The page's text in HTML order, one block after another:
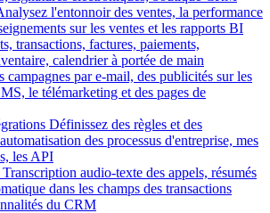
l'entonnoir des ventes, la performance
sur les ventes et les rapports BI
transactions, factures, paiements,
calendrier à portée de main
campagnes par e-mail, des publicités sur les
le télémarketing et des pages de
Définissez des règles et des
des processus d'entreprise, mes
les API
Transcription audio-texte des appels, résumés
dans les champs des transactions
du CRM